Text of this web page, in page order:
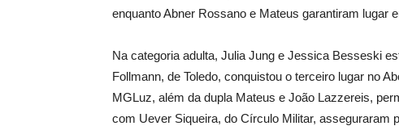
enquanto Abner Rossano e Mateus garantiram lugar
Na categoria adulta, Julia Jung e Jessica Besseski
Follmann, de Toledo, conquistou o terceiro lugar no
MGLuz, além da dupla Mateus e João Lazzereis,
com Uever Siqueira, do Círculo Militar, asseguraram